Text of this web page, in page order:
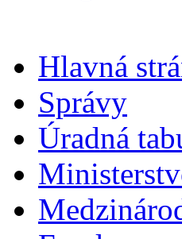
Hlavná
Správy
Úradná